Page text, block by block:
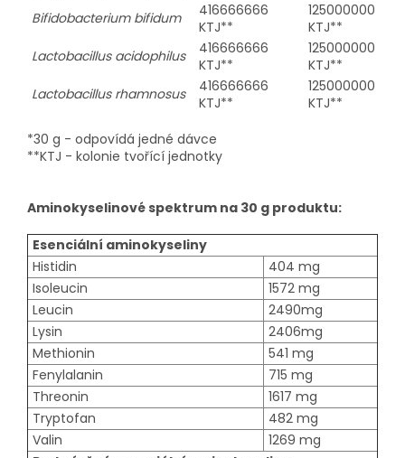
Bifidobacterium bifidum
416666666
KTJ**
125000000
KTJ**
Lactobacillus acidophilus
416666666
KTJ**
125000000
KTJ**
Lactobacillus rhamnosus
416666666
KTJ**
125000000
KTJ**
*30 g - odpovídá jedné dávce
**KTJ - kolonie tvořící jednotky
Aminokyselinové spektrum na 30 g produktu:
Esenciální aminokyseliny
Histidin
404 mg
Isoleucin
1572 mg
Leucin
2490mg
Lysin
2406mg
Methionin
541 mg
Fenylalanin
715 mg
Threonin
1617 mg
Tryptofan
482 mg
Valin
1269 mg